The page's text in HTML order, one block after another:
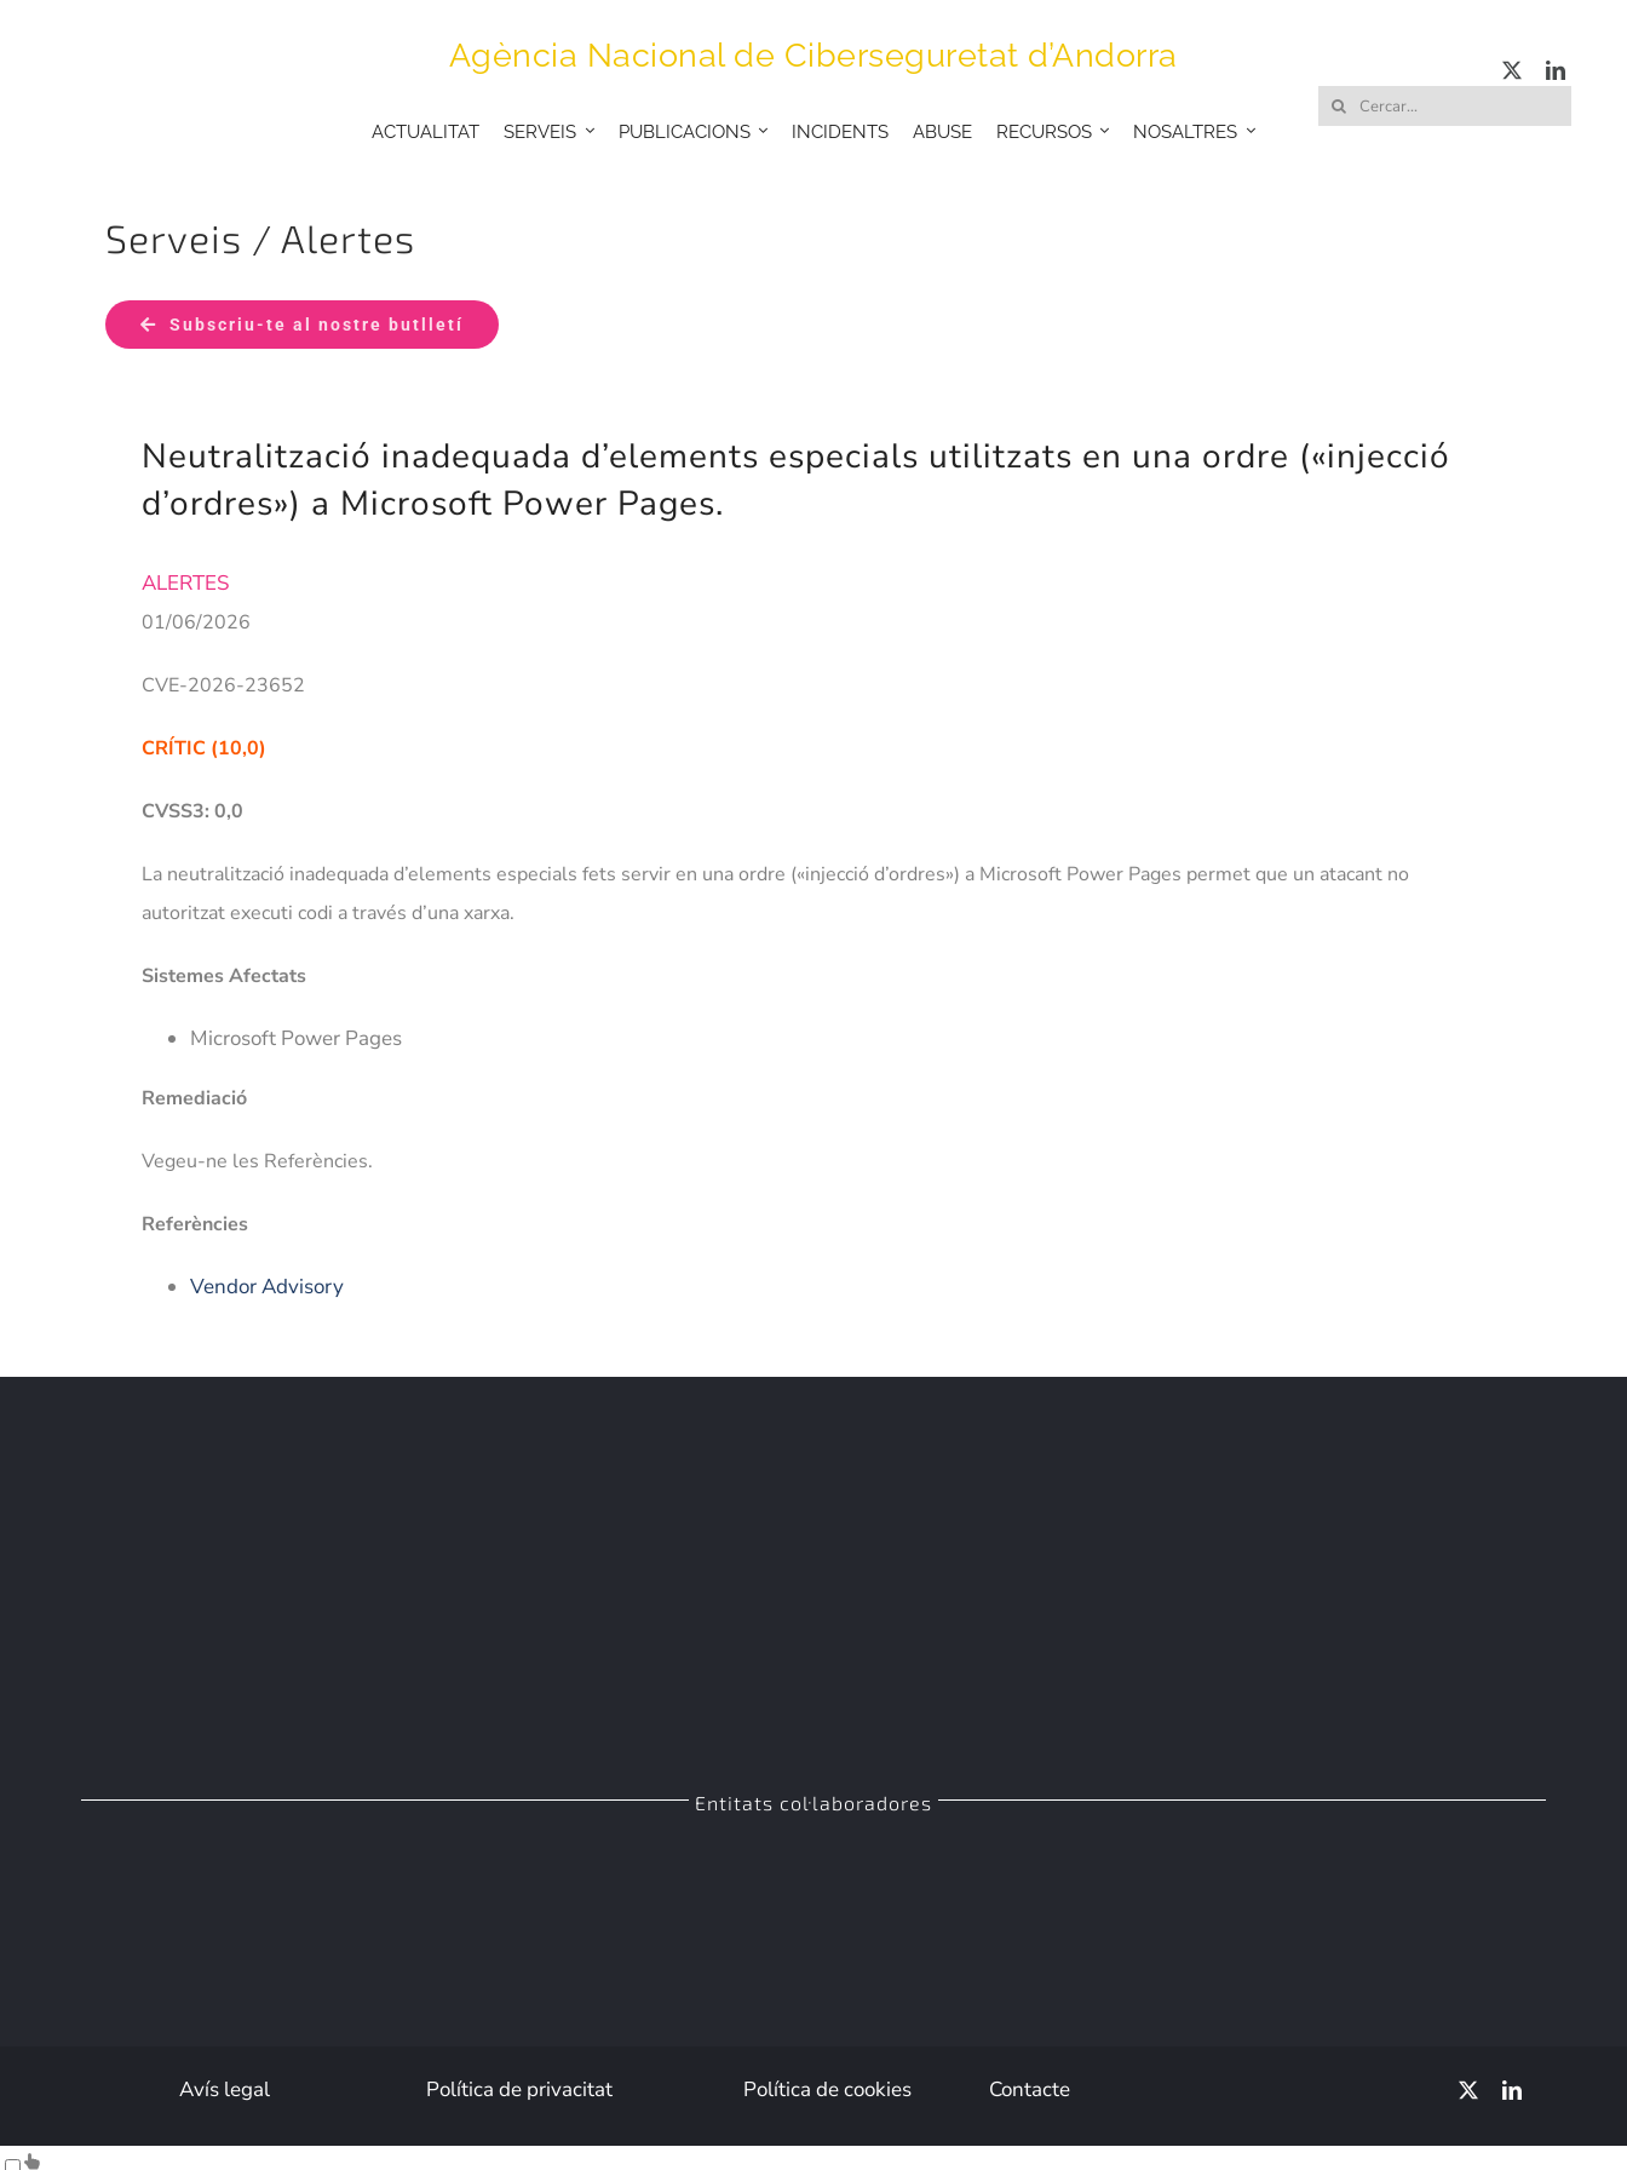
Agència Nacional de Ciberseguretat d’Andorra
ACTUALITAT SERVEIS PUBLICACIONS INCIDENTS ABUSE RECURSOS NOSALTRES
Cerca
Serveis / Alertes
Subscriu-te al nostre butlletí
Neutralització inadequada d’elements especials utilitzats en una ordre («injecció
d’ordres») a Microsoft Power Pages.
ALERTES
01/06/2026
CVE-2026-23652
CRÍTIC (10,0)
CVSS3: 0,0
La neutralització inadequada d’elements especials fets servir en una ordre («injecció d’ordres») a Microsoft Power Pages permet que un atacant no
autoritzat executi codi a través d’una xarxa.
Sistemes Afectats
Microsoft Power Pages
Remediació
Vegeu-ne les Referències.
Referències
Vendor Advisory
Entitats col·laboradores
Avís legal Política de privacitat Política de cookies Contacte